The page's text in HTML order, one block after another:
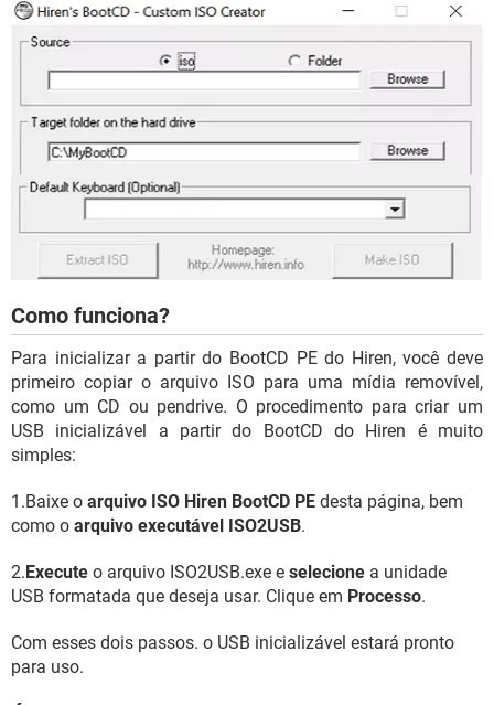
Como funciona?
Para inicializar a partir do BootCD PE do Hiren, você deve
primeiro copiar o arquivo ISO para uma mídia removível,
como um CD ou pendrive. O procedimento para criar um
USB inicializável a partir do BootCD do Hiren é muito
simples:
1.Baixe o arquivo ISO Hiren BootCD PE desta página, bem
como o arquivo executável ISO2USB.
2.Execute o arquivo ISO2USB.exe e selecione a unidade
USB formatada que deseja usar. Clique em Processo.
Com esses dois passos. o USB inicializável estará pronto
para uso.